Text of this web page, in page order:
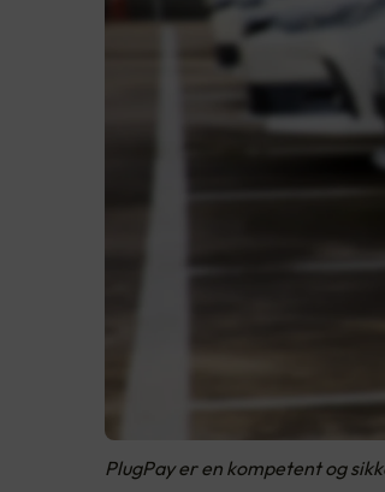
PlugPay er en kompetent og